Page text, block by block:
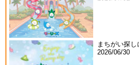
まちがい探し
2026/06/30